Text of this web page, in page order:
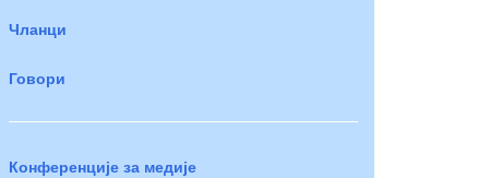
Чланци
Говори
Конференције за медије